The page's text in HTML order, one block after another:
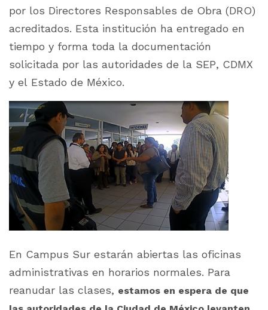
por los Directores Responsables de Obra (DRO)
acreditados. Esta institución ha entregado en
tiempo y forma toda la documentación
solicitada por las autoridades de la SEP, CDMX
y el Estado de México.
En Campus Sur estarán abiertas las oficinas
administrativas en horarios normales. Para
reanudar las clases, estamos en espera de que